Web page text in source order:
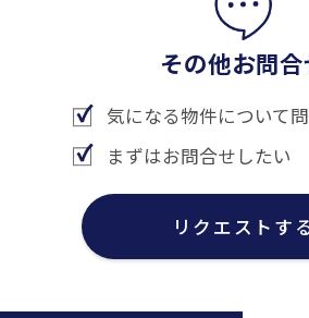
その他お問合
気になる物件について
まずはお問合せしたい
リクエストす